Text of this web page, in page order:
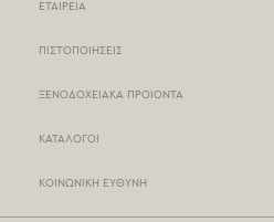
ΕΤΑΙΡΕΙΑ
ΠΙΣΤΟΠΟΙΗΣΕΙΣ
ΞΕΝΟΔΟΧΕΙΑΚΑ ΠΡΟΙΟΝΤΑ
ΚΑΤΑΛΟΓΟΙ
ΚΟΙΝΩΝΙΚΗ ΕΥΘΥΝΗ